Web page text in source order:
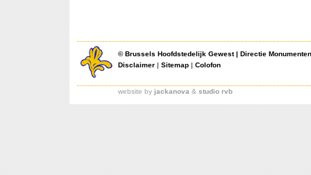
©Brussels Hoofdstedelijk Gewest| Directie
Disclaimer | Sitemap | Colofon
website by jackanova & studio rvb